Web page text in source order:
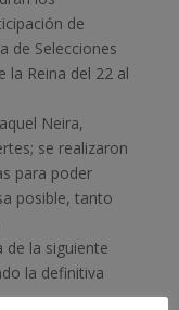
de
de Selecciones
la Reina del 22 al
Neira,
se realizaron
para poder
posible, tanto
de la siguiente
la definitiva